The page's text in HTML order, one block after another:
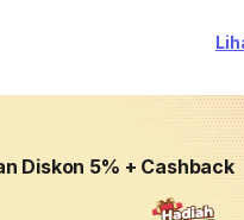
Diskon 5% + Cashback